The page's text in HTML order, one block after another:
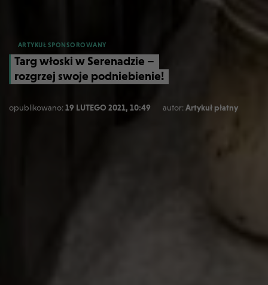
ARTYKUŁ SPONSOROWANY
Targ włoski w Serenadzie –
rozgrzej swoje podniebienie!
opublikowano:19 LUTEGO 2021, 10:49 autor:Artykuł płatny